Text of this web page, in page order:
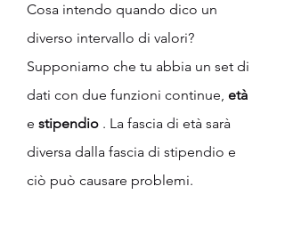
Cosa intendo quando dico un
diverso intervallo di valori?
Supponiamo che tu abbia un set di
dati con due funzioni continue, età
e stipendio . La fascia di età sarà
diversa dalla fascia di stipendio e
ciò può causare problemi.